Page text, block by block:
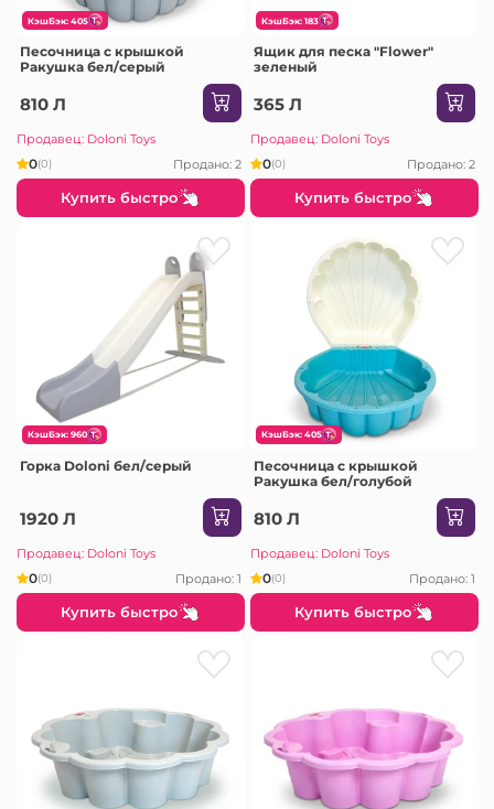
КэшБэк: 405
Песочница с крышкой
Ракушка бел/серый
810 Л
Продавец: Doloni Toys
0(0) Продано: 2
Купить быстро
КэшБэк: 183
Ящик для песка "Flower"
зеленый
365 Л
Продавец: Doloni Toys
0(0) Продано: 2
Купить быстро
КэшБэк: 960
Горка Doloni бел/серый
1920 Л
Продавец: Doloni Toys
0(0) Продано: 1
Купить быстро
КэшБэк: 405
Песочница с крышкой
Ракушка бел/голубой
810 Л
Продавец: Doloni Toys
0(0) Продано: 1
Купить быстро